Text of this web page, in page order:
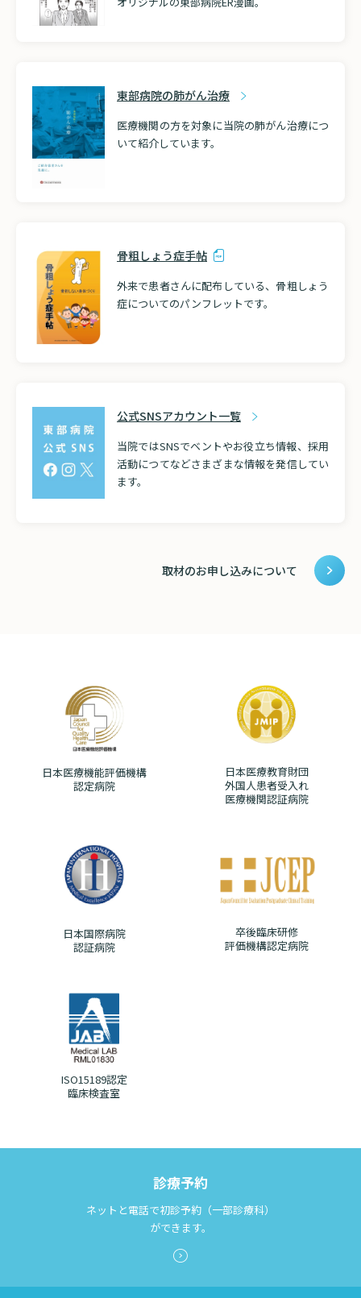
東部病院の肺がん治療
医療機関の方を対象に当院の肺がん治療につ
いて紹介しています。
骨粗しょう症手帖
外来で患者さんに配布している、骨粗しょう
症についてのパンフレットです。
公式SNSアカウント一覧
当院ではSNSでベントやお役立ち情報、採用
活動につてなどさまざまな情報を発信してい
ます。
取材のお申し込みについて
日本医療機能評価機構
認定病院
日本医療教育財団
外国人患者受入れ
医療機関認証病院
日本国際病院
認証病院
卒後臨床研修
評価機構認定病院
ISO15189認定
臨床検査室
診療予約
ネットと電話で初診予約（一部診療科）
ができます。